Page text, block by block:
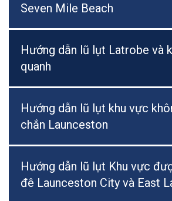
Seven Mile Beach
Hướng dẫn lũ lụt Latrobe và
quanh
Hướng dẫn lũ lụt khu vực
chắn Launceston
Hướng dẫn lũ lụt Khu vực
đê Launceston City và East